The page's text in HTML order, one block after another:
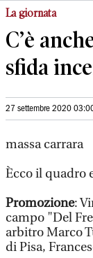
La giornata
C’è
sfida
27 settembre 2020
massa carrara
Ècco il quadro
Promozione:
campo "Del
arbitro Marco
di Pisa,